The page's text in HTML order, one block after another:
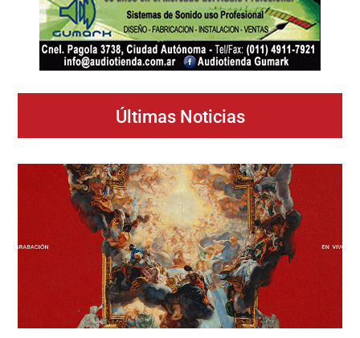
Últimas Noticias